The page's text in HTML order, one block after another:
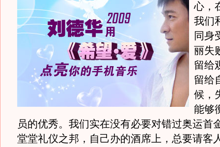
心，
我们
同身
丽失
留给
留给
候，
能够
员的优秀。我们实在没有必要对错过奥运首
堂堂礼仪之邦，自己办的酒席上，总要请客